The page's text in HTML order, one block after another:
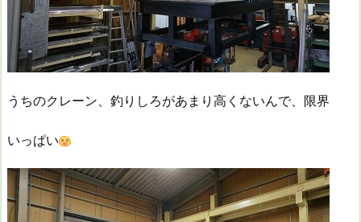
うちのクレーン、釣りしろがあまり高くないんで、限界
いっぱい